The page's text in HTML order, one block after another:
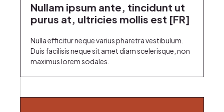
Nullam ipsum ante, tincidunt ut
purus at, ultricies mollis est [FR]
Nulla efficitur neque varius pharetra vestibulum.
Duis facilisis neque sit amet diam scelerisque, non
maximus lorem sodales.